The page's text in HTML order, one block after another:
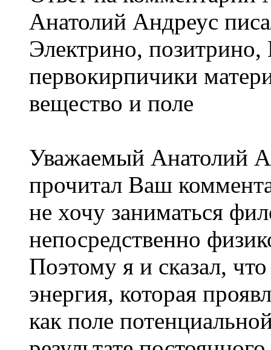
Анатолий Андреус
Электрино,
первокирпичики
вещество и поле
Уважаемый Анатолий
прочитал Ваш
не хочу заниматься
непосредственно
Поэтому я и сказал,
энергия, которая
как поле